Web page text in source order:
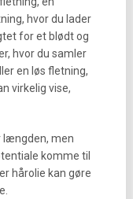
hvor du lader
for et blødt og
hvor du samler
en løs fletning,
virkelig vise,
længden, men
komme til
hårolie kan gøre